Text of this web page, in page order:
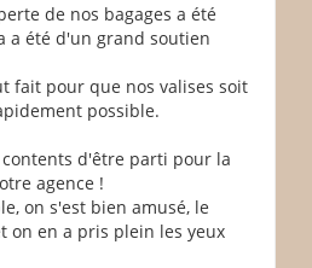
de nos bagages a été
a été d'un grand soutien
fait pour que nos valises soit
possible.
d'être parti pour la
agence !
on s'est bien amusé, le
on en a pris plein les yeux